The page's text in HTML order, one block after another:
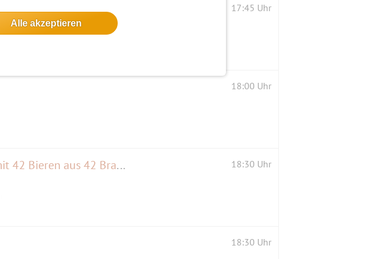
Alle akzeptieren
17:45 Uhr
18:00 Uhr
Berliner Bier Woche - Craft-Beer-Kreuzfahrt durch Berlin mit 42 Bieren aus 42 Brauereien an Bord 18:30 Uhr
18:30 Uhr